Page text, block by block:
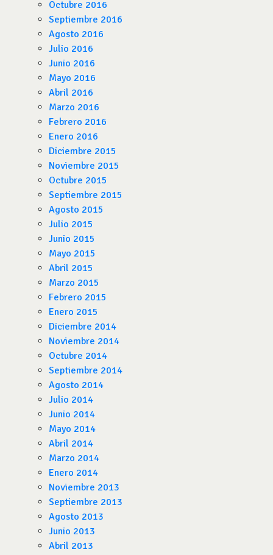
Octubre 2016
Septiembre 2016
Agosto 2016
Julio 2016
Junio 2016
Mayo 2016
Abril 2016
Marzo 2016
Febrero 2016
Enero 2016
Diciembre 2015
Noviembre 2015
Octubre 2015
Septiembre 2015
Agosto 2015
Julio 2015
Junio 2015
Mayo 2015
Abril 2015
Marzo 2015
Febrero 2015
Enero 2015
Diciembre 2014
Noviembre 2014
Octubre 2014
Septiembre 2014
Agosto 2014
Julio 2014
Junio 2014
Mayo 2014
Abril 2014
Marzo 2014
Enero 2014
Noviembre 2013
Septiembre 2013
Agosto 2013
Junio 2013
Abril 2013